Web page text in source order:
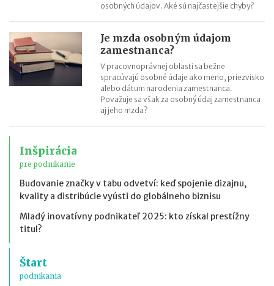
osobných údajov. Aké sú najčastejšie chyby?
Je mzda osobným údajom
zamestnanca?
V pracovnoprávnej oblasti sa bežne
spracúvajú osobné údaje ako meno, priezvisko
alebo dátum narodenia zamestnanca.
Považuje sa však za osobný údaj zamestnanca
aj jeho mzda?
Inšpirácia
pre podnikanie
Budovanie značky v tabu odvetví: keď spojenie dizajnu,
kvality a distribúcie vyústi do globálneho biznisu
Mladý inovatívny podnikateľ 2025: kto získal prestížny
titul?
Štart
podnikania